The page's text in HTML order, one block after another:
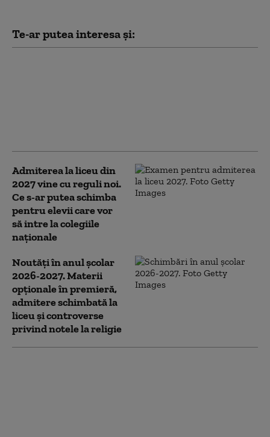
Te-ar putea interesa și:
Admiterea la liceu din
2027 vine cu reguli noi.
Ce s-ar putea schimba
pentru elevii care vor
să intre la colegiile
naționale
Noutăți în anul școlar
2026-2027. Materii
opționale în premieră,
admitere schimbată la
liceu și controverse
privind notele la religie